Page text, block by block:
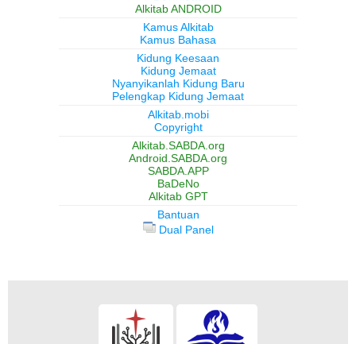
Alkitab ANDROID
Kamus Alkitab
Kamus Bahasa
Kidung Keesaan
Kidung Jemaat
Nyanyikanlah Kidung Baru
Pelengkap Kidung Jemaat
Alkitab.mobi
Copyright
Alkitab.SABDA.org
Android.SABDA.org
SABDA.APP
BaDeNo
Alkitab GPT
Bantuan
Dual Panel